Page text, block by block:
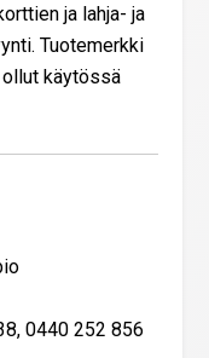
ja lahja- ja
Tuotemerkki
käytössä
0440 252 856